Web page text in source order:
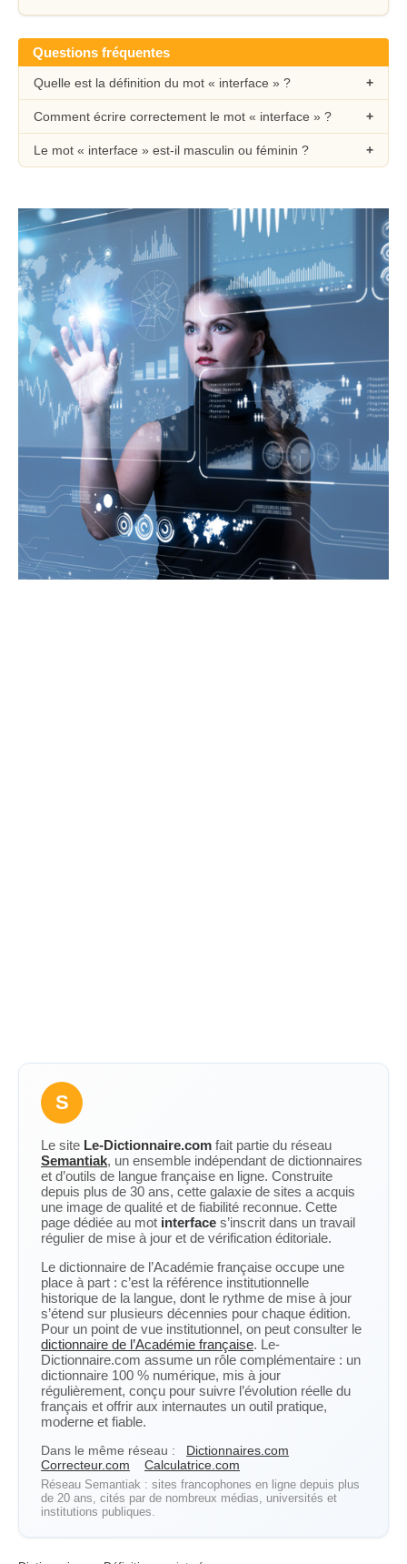
Questions fréquentes
Quelle est la définition du mot « interface » ?
Comment écrire correctement le mot « interface » ?
Le mot « interface » est-il masculin ou féminin ?
S
Le site Le-Dictionnaire.com fait partie du réseau
Semantiak, un ensemble indépendant de dictionnaires
et d’outils de langue française en ligne. Construite
depuis plus de 30 ans, cette galaxie de sites a acquis
une image de qualité et de fiabilité reconnue. Cette
page dédiée au mot interface s’inscrit dans un travail
régulier de mise à jour et de vérification éditoriale.
Le dictionnaire de l’Académie française occupe une
place à part : c’est la référence institutionnelle
historique de la langue, dont le rythme de mise à jour
s’étend sur plusieurs décennies pour chaque édition.
Pour un point de vue institutionnel, on peut consulter le
dictionnaire de l’Académie française. Le-
Dictionnaire.com assume un rôle complémentaire : un
dictionnaire 100 % numérique, mis à jour
régulièrement, conçu pour suivre l’évolution réelle du
français et offrir aux internautes un outil pratique,
moderne et fiable.
Dans le même réseau :
Dictionnaires.com
Correcteur.com
Calculatrice.com
Réseau Semantiak : sites francophones en ligne depuis plus
de 20 ans, cités par de nombreux médias, universités et
institutions publiques.